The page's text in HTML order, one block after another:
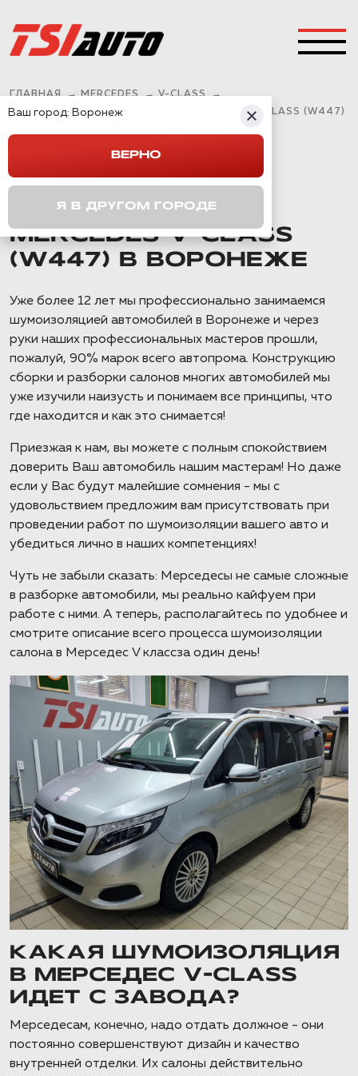
ГЛАВНАЯ → MERCEDES → V-CLASS →
ПРАВИЛЬНАЯ ШУМОИЗОЛЯЦИЯ MERCEDES V-CLASS (W447)
ПРАВИЛЬНАЯ
ШУМОИЗОЛЯЦИЯ
MERCEDES V-CLASS
(W447) В ВОРОНЕЖЕ
Уже более 12 лет мы профессионально занимаемся
шумоизоляцией автомобилей в Воронеже и через
руки наших профессиональных мастеров прошли,
пожалуй, 90% марок всего автопрома. Конструкцию
сборки и разборки салонов многих автомобилей мы
уже изучили наизусть и понимаем все принципы, что
где находится и как это снимается!
Приезжая к нам, вы можете с полным спокойствием
доверить Ваш автомобиль нашим мастерам! Но даже
если у Вас будут малейшие сомнения - мы с
удовольствием предложим вам присутствовать при
проведении работ по шумоизоляции вашего авто и
убедиться лично в наших компетенциях!
Чуть не забыли сказать: Мерседесы не самые сложные
в разборке автомобили, мы реально кайфуем при
работе с ними. А теперь, располагайтесь по удобнее и
смотрите описание всего процесса шумоизоляции
салона в Мерседес V классза один день!
КАКАЯ ШУМОИЗОЛЯЦИЯ
В МЕРСЕДЕС V-CLASS
ИДЕТ С ЗАВОДА?
Мерседесам, конечно, надо отдать должное - они
постоянно совершенствуют дизайн и качество
внутренней отделки. Их салоны действительно
Ваш город: Воронеж
ВЕРНО
Я В ДРУГОМ ГОРОДЕ